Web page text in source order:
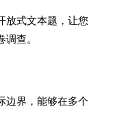
放式文本题，让您
查。
边界，能够在多个